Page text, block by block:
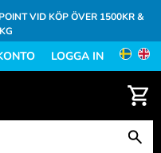
VID KÖP ÖVER 1500KR &
LOGGA IN